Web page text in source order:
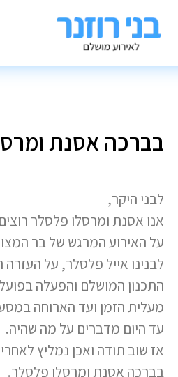
בברכה אסנת
לבני היקר,
אנו אסנת ומרסלו פלסלר
על האירוע המרגש של בר
לבנינו אייל פלסלר, על
התכנון המושלם והפעלה
מעלית הזמן ועד הארוחה
עד היום מדברים על מה שהיה.
אז שוב תודה ואכן נמליץ
בברכה אסנת ומרסלו פלסלר.